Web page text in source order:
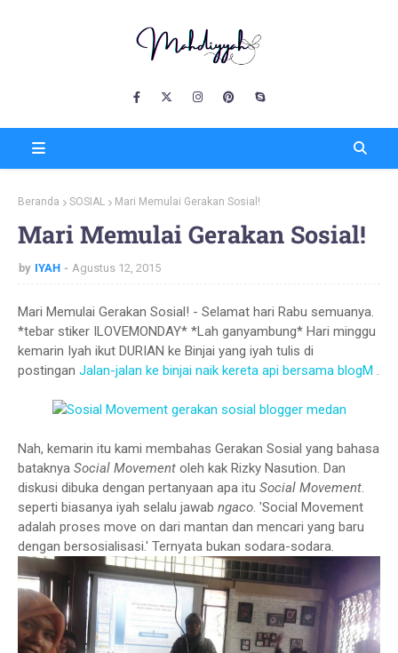
Beranda SOSIAL Mari Memulai Gerakan Sosial!
Mari Memulai Gerakan Sosial!
by IYAH Agustus 12, 2015
Mari Memulai Gerakan Sosial! - Selamat hari Rabu semuanya.
*tebar stiker ILOVEMONDAY* *Lah ganyambung* Hari minggu
kemarin Iyah ikut DURIAN ke Binjai yang iyah tulis di
postingan Jalan-jalan ke binjai naik kereta api bersama blogM .
Nah, kemarin itu kami membahas Gerakan Sosial yang bahasa
bataknya Social Movement oleh kak Rizky Nasution. Dan
diskusi dibuka dengan pertanyaan apa itu Social Movement.
seperti biasanya iyah selalu jawab ngaco. 'Social Movement
adalah proses move on dari mantan dan mencari yang baru
dengan bersosialisasi.' Ternyata bukan sodara-sodara.